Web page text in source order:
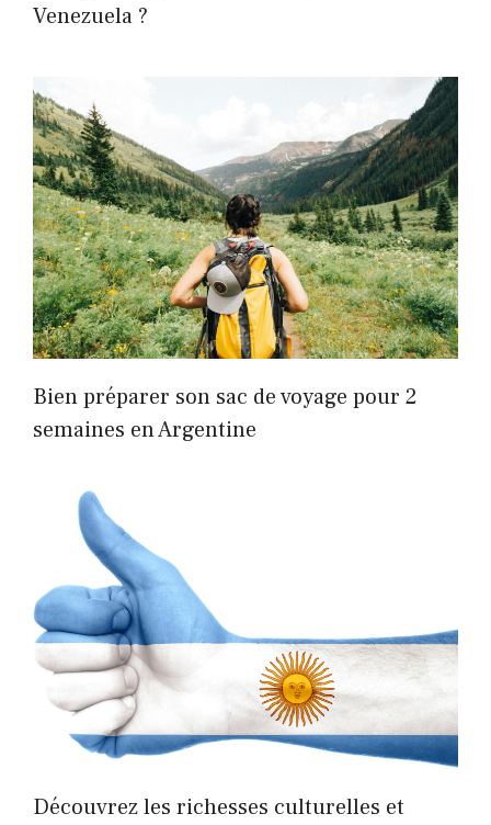
Venezuela ?
Bien préparer son sac de voyage pour 2
semaines en Argentine
Découvrez les richesses culturelles et